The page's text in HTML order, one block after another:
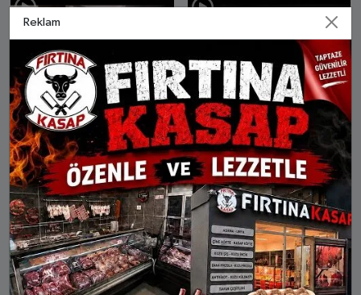
Çine’de suç örgütü
operasyonuna 8 tutuklu
Kömür sobası evi yaktı-3
Kömür sobası evi yaktı-2 Kömür sobası evi yaktı-1
Reklam